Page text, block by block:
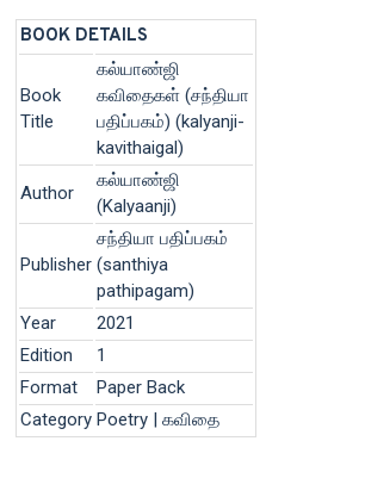
BOOK DETAILS
Book
Title
கல்யாண்ஜி
கவிதைகள் (சந்தியா
பதிப்பகம்) (kalyanji-
kavithaigal)
Author
கல்யாண்ஜி
(Kalyaanji)
Publisher
சந்தியா பதிப்பகம்
(santhiya
pathipagam)
Year
2021
Edition
1
Format
Paper Back
Category Poetry | கவிதை